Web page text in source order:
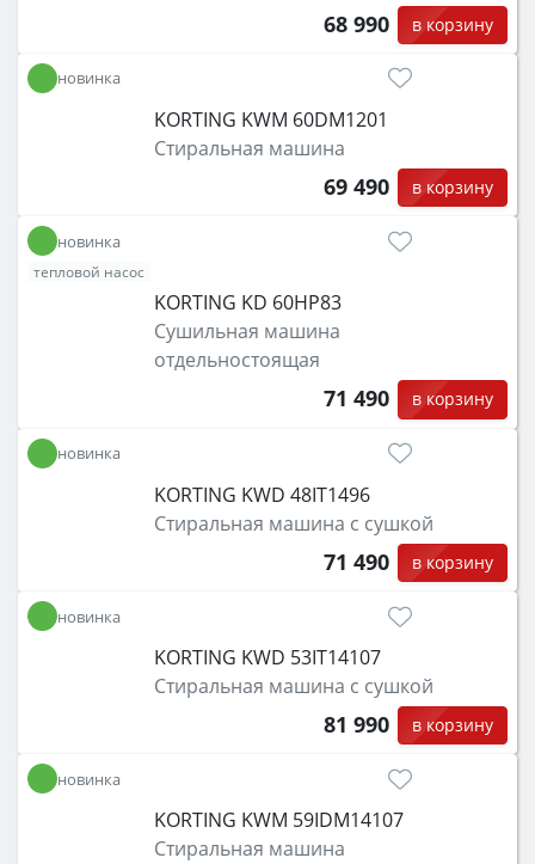
68 990 в корзину
новинка
KORTING KWM 60DM1201
Стиральная машина
69 490 в корзину
новинка
тепловой насос
KORTING KD 60HP83
Сушильная машина
отдельностоящая
71 490 в корзину
новинка
KORTING KWD 48IT1496
Стиральная машина с сушкой
71 490 в корзину
новинка
KORTING KWD 53IT14107
Стиральная машина с сушкой
81 990 в корзину
новинка
KORTING KWM 59IDM14107
Стиральная машина